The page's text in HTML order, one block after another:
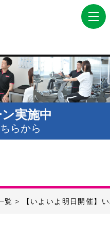
実施中
らから
覧 【いよいよ明日開催】